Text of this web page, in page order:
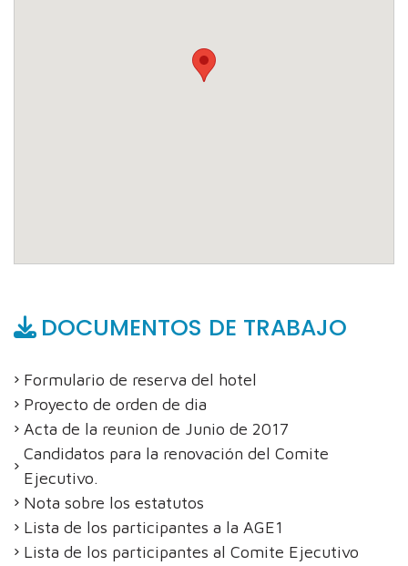
DOCUMENTOS DE TRABAJO
Formulario de reserva del hotel
Proyecto de orden de dia
Acta de la reunion de Junio de 2017
Candidatos para la renovación del Comite
Ejecutivo.
Nota sobre los estatutos
Lista de los participantes a la AGE1
Lista de los participantes al Comite Ejecutivo